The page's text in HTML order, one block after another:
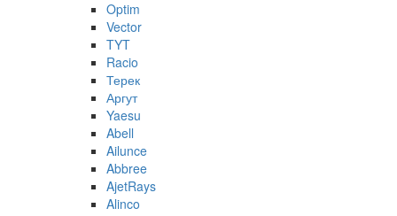
Optim
Vector
TYT
Racio
Терек
Аргут
Yaesu
Abell
Ailunce
Abbree
AjetRays
Alinco